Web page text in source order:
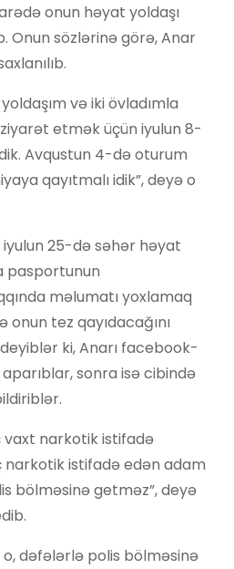
onun həyat yoldaşı
Onun sözlərinə görə, Anar
və iki övladımla
ziyarət etmək üçün iyulun 8-
Avqustun 4-də oturum
qayıtmalı idik”, deyə o
25-də səhər həyat
pasportunun
məlumatı yoxlamaq
onun tez qayıdacağını
ki, Anarı facebook-
sonra isə cibində
vaxt narkotik istifadə
istifadə edən adam
bölməsinə getməz”, deyə
dəfələrlə polis bölməsinə